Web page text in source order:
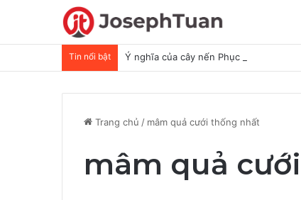
Tin nổi bật Ý nghĩa của cây nến Phục Sinh
Trang chủ / mâm quả cưới thống nhất
mâm quả